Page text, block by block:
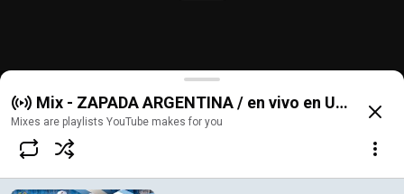
ZAPADA ARGENTINA / en vivo en UN POCO DE
@Updr 29K likes 2.6M views 1 month ago
Subscribe
Mix - ZAPADA ARGENTINA / en vivo en UN
Mixes are playlists YouTube makes for you